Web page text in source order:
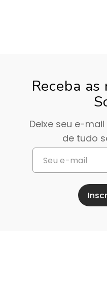
Receba
Deixe seu e-
de tudo